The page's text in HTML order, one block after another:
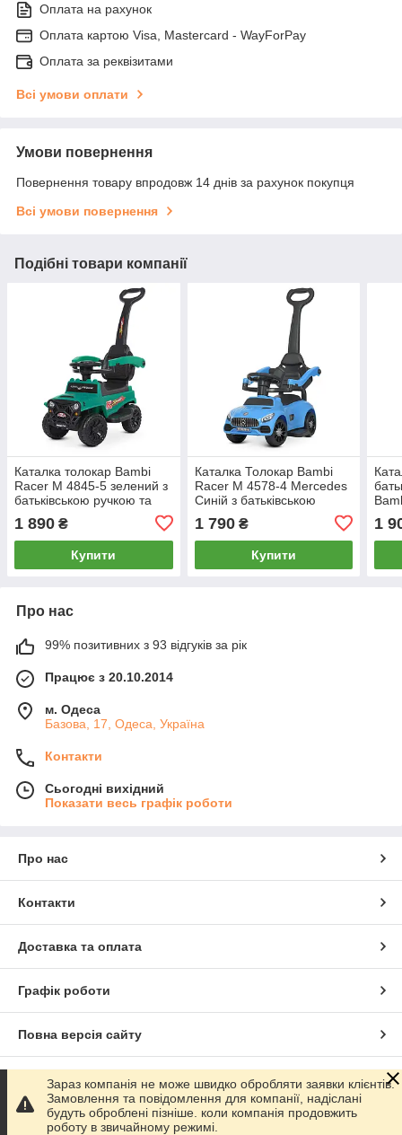
Оплата на рахунок
Оплата картою Visa, Mastercard - WayForPay
Оплата за реквізитами
Всі умови оплати
Умови повернення
Повернення товару впродовж 14 днів за рахунок покупця
Всі умови повернення
Подібні товари компанії
Каталка толокар Bambi
Racer M 4845-5 зелений з
батьківською ручкою та
1 890 ₴
Купити
Каталка Толокар Bambi
Racer M 4578-4 Mercedes
Синій з батьківською
бортиком
1 790₴
Купити
1
Про нас
99% позитивних з 93 відгуків за рік
Працює з 20.10.2014
м. Одеса
Базова, 17, Одеса, Україна
Контакти
Сьогодні вихідний
Показати весь графік роботи
Про нас
Контакти
Доставка та оплата
Графік роботи
Повна версія сайту
Сайт створено на маркетплейсі Prom.ua
Політика конфіденційності
Зараз компанія не може швидко обробляти заявки клієнтів.
Замовлення та повідомлення для компанії, надіслані
будуть оброблені пізніше. коли компанія продовжить
роботу в звичайному режимі.